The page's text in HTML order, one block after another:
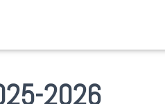
2026